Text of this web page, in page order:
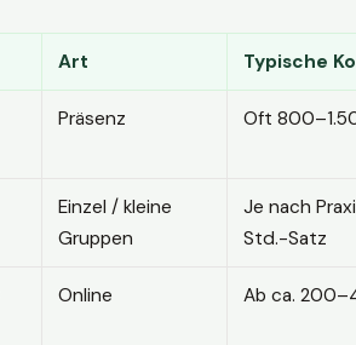
Art Typische
Präsenz Oft
Einzel / kleine
Gruppen
Je nach
Std.-Satz
Online Ab ca.